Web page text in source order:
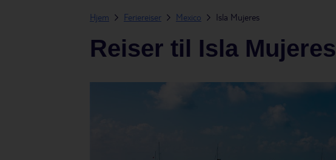
Hjem Feriereiser Mexico Isla Mujeres
Reiser til Isla Mujeres